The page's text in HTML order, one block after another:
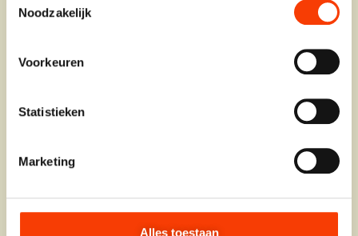
Noodzakelijk
Voorkeuren
Statistieken
Marketing
Alles toestaan